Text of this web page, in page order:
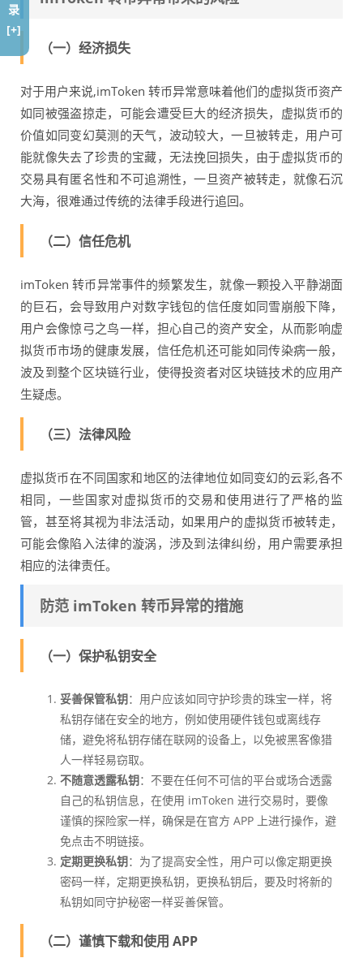
（一）经济损失
对于用户来说,imToken 转币异常意味着他们的虚拟货币资产
如同被强盗掠走，可能会遭受巨大的经济损失，虚拟货币的
价值如同变幻莫测的天气，波动较大，一旦被转走，用户可
能就像失去了珍贵的宝藏，无法挽回损失，由于虚拟货币的
交易具有匿名性和不可追溯性，一旦资产被转走，就像石沉
大海，很难通过传统的法律手段进行追回。
（二）信任危机
imToken 转币异常事件的频繁发生，就像一颗投入平静湖面
的巨石，会导致用户对数字钱包的信任度如同雪崩般下降，
用户会像惊弓之鸟一样，担心自己的资产安全，从而影响虚
拟货币市场的健康发展，信任危机还可能如同传染病一般，
波及到整个区块链行业，使得投资者对区块链技术的应用产
生疑虑。
（三）法律风险
虚拟货币在不同国家和地区的法律地位如同变幻的云彩,各不
相同，一些国家对虚拟货币的交易和使用进行了严格的监
管，甚至将其视为非法活动，如果用户的虚拟货币被转走，
可能会像陷入法律的漩涡，涉及到法律纠纷，用户需要承担
相应的法律责任。
防范 imToken 转币异常的措施
（一）保护私钥安全
妥善保管私钥：用户应该如同守护珍贵的珠宝一样，将
私钥存储在安全的地方，例如使用硬件钱包或离线存
储，避免将私钥存储在联网的设备上，以免被黑客像猎
人一样轻易窃取。
不随意透露私钥：不要在任何不可信的平台或场合透露
自己的私钥信息，在使用 imToken 进行交易时，要像
谨慎的探险家一样，确保是在官方 APP 上进行操作，避
免点击不明链接。
定期更换私钥：为了提高安全性，用户可以像定期更换
密码一样，定期更换私钥，更换私钥后，要及时将新的
私钥如同守护秘密一样妥善保管。
（二）谨慎下载和使用 APP
录
[+]